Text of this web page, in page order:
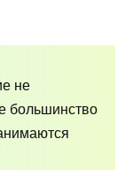
не
большинство